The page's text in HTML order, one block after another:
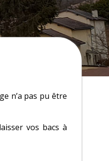
n’a pas pu être
vos bacs à